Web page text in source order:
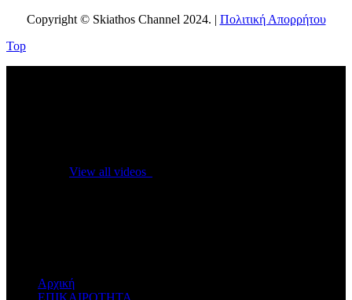
Copyright © Skiathos Channel 2024. | Πολιτική Απορρήτου
Top
View all videos
Αρχική
ΕΠΙΚΑΙΡΟΤΗΤΑ